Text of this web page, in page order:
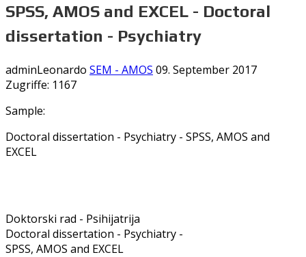
SPSS, AMOS and EXCEL - Doctoral
dissertation - Psychiatry
adminLeonardo SEM - AMOS 09. September 2017
Zugriffe: 1167
Sample:
Doctoral dissertation - Psychiatry - SPSS, AMOS and
EXCEL
Doktorski rad - Psihijatrija
Doctoral dissertation - Psychiatry -
SPSS, AMOS and EXCEL